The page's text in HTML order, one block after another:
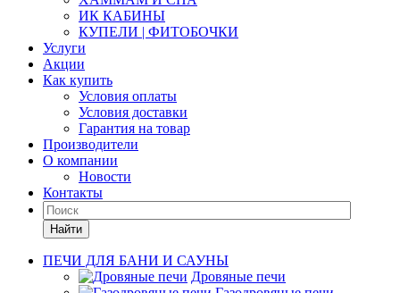
ИК КАБИНЫ
КУПЕЛИ | ФИТОБОЧКИ
Услуги
Акции
Как купить
Условия оплаты
Условия доставки
Гарантия на товар
Производители
О компании
Новости
Контакты
Найти
ПЕЧИ ДЛЯ БАНИ И САУНЫ
Дровяные печи